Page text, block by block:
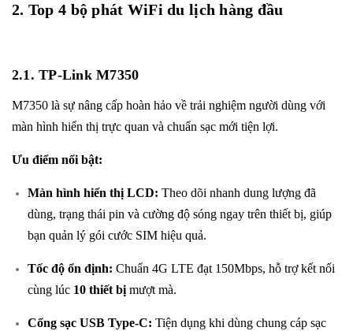
2. Top 4 bộ phát WiFi du lịch hàng đầu
2.1.TP-Link M7350
M7350 là sự nâng cấp hoàn hảo về trải nghiệm người dùng với
màn hình hiển thị trực quan và chuẩn sạc mới tiện lợi.
Ưu điểm nổi bật:
Màn hình hiển thị LCD: Theo dõi nhanh dung lượng đã
dùng, trạng thái pin và cường độ sóng ngay trên thiết bị, giúp
bạn quản lý gói cước SIM hiệu quả.
Tốc độ ổn định: Chuẩn 4G LTE đạt 150Mbps, hỗ trợ kết nối
cùng lúc 10 thiết bị mượt mà.
Cổng sạc USB Type-C: Tiện dụng khi dùng chung cáp sạc